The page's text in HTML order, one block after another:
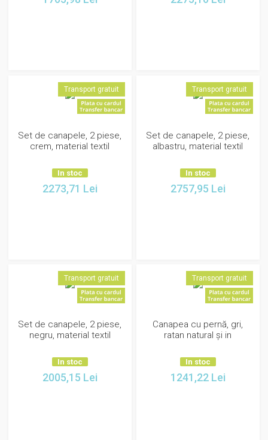
Transport gratuit
Set de canapele, 2 piese,
crem, material textil
In stoc
2273,71 Lei
Transport gratuit
Set de canapele, 2 piese,
albastru, material textil
In stoc
2757,95 Lei
Transport gratuit
Set de canapele, 2 piese,
negru, material textil
In stoc
2005,15 Lei
Transport gratuit
Canapea cu pernă, gri,
ratan natural și in
In stoc
1241,22 Lei